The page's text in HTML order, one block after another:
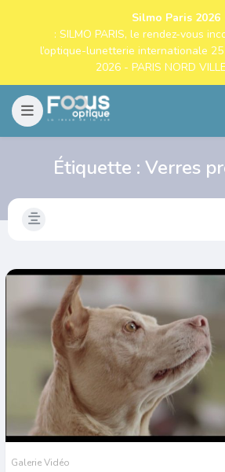
Silmo Paris 2026
: SILMO PARIS, le rendez-vous
l’optique-lunetterie internationale 25
2026 - PARIS NORD
Étiquette : Verres
Galerie Vidéo